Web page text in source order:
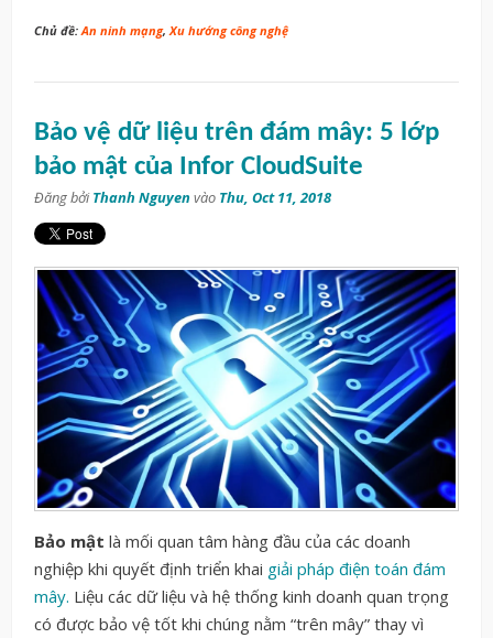
Chủ đề:An ninh mạng,Xu hướng công nghệ
Bảo vệ dữ liệu trên đám mây: 5 lớp
bảo mật của Infor CloudSuite
Đăng bởiThanh Nguyen vào Thu, Oct 11, 2018
Bảo mật là mối quan tâm hàng đầu của các doanh
nghiệp khi quyết định triển khai giải pháp điện toán đám
mây. Liệu các dữ liệu và hệ thống kinh doanh quan trọng
có được bảo vệ tốt khi chúng nằm “trên mây” thay vì